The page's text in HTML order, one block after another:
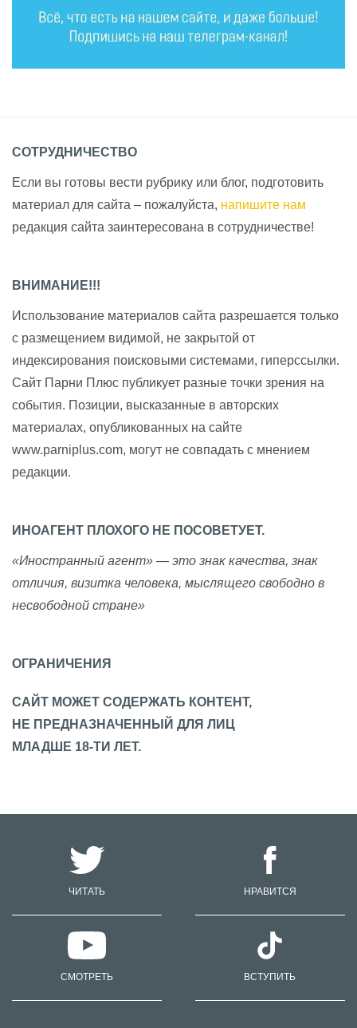
СОТРУДНИЧЕСТВО
Если вы готовы вести рубрику или блог, подготовить
материал для сайта – пожалуйста, напишите нам
редакция сайта заинтересована в сотрудничестве!
ВНИМАНИЕ!!!
Использование материалов сайта разрешается только
с размещением видимой, не закрытой от
индексирования поисковыми системами, гиперссылки.
Сайт Парни Плюс публикует разные точки зрения на
события. Позиции, высказанные в авторских
материалах, опубликованных на сайте
www.parniplus.com, могут не совпадать с мнением
редакции.
ИНОАГЕНТ ПЛОХОГО НЕ ПОСОВЕТУЕТ.
«Иностранный агент» — это знак качества, знак
отличия, визитка человека, мыслящего свободно в
несвободной стране»
ОГРАНИЧЕНИЯ
САЙТ МОЖЕТ СОДЕРЖАТЬ КОНТЕНТ,
НЕ ПРЕДНАЗНАЧЕННЫЙ ДЛЯ ЛИЦ
МЛАДШЕ 18-ТИ ЛЕТ.
ЧИТАТЬ НРАВИТСЯ
СМОТРЕТЬ ВСТУПИТЬ